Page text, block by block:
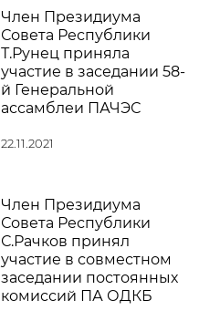
Член Президиума
Совета Республики
Т.Рунец приняла
участие в заседании 58-
й Генеральной
ассамблеи ПАЧЭС
22.11.2021
Член Президиума
Совета Республики
С.Рачков принял
участие в совместном
заседании постоянных
комиссий ПА ОДКБ